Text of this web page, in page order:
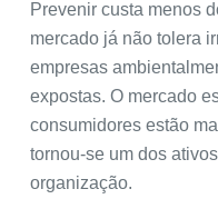
Prevenir custa menos
mercado já não tolera
empresas
expostas. O mercado
consumidores estão
tornou-se um dos
organização.